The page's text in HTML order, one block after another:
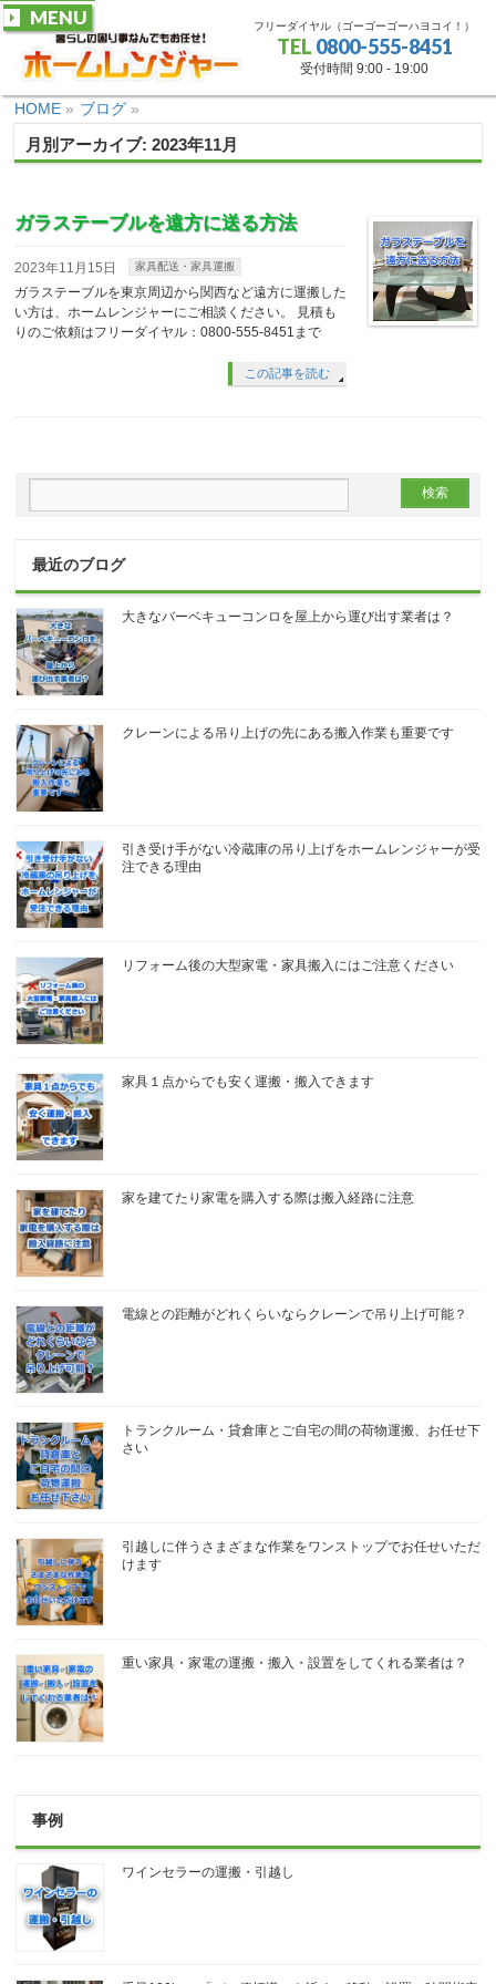
フリーダイヤル（ゴーゴーゴーハヨコイ！）
TEL 0800-555-8451
受付時間 9:00 - 19:00
MENU
HOME » ブログ »
月別アーカイブ: 2023年11月
ガラステーブルを遠方に送る方法
2023年11月15日 家具配送・家具運搬
ガラステーブルを東京周辺から関西など遠方に運搬した
い方は、ホームレンジャーにご相談ください。 見積も
りのご依頼はフリーダイヤル：0800-555-8451まで
この記事を読む
最近のブログ
大きなバーベキューコンロを屋上から運び出す業者は？
クレーンによる吊り上げの先にある搬入作業も重要です
引き受け手がない冷蔵庫の吊り上げをホームレンジャーが受
注できる理由
リフォーム後の大型家電・家具搬入にはご注意ください
家具１点からでも安く運搬・搬入できます
家を建てたり家電を購入する際は搬入経路に注意
電線との距離がどれくらいならクレーンで吊り上げ可能？
トランクルーム・貸倉庫とご自宅の間の荷物運搬、お任せ下
さい
引越しに伴うさまざまな作業をワンストップでお任せいただ
けます
重い家具・家電の運搬・搬入・設置をしてくれる業者は？
事例
ワインセラーの運搬・引越し